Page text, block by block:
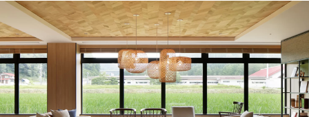
สำหรับการสำรวจโทชิกิ ให้บริการห้อง
พักกว้างขวางสะดวกสบาย พร้อม Wi-Fi
ฟรี และทิวทัศน์สวยงาม โปรดพิจารณา
แฟร์ฟิลด์ บาย แมริออท โทชิกิ อุสึโนมิ
ยะ สำหรับทริปของคุณไปยังโทชิกิ